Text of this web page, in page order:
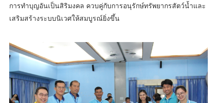
การทำบุญอันเป็นสิริมงคล ควบคู่กับการอนุรักษ์ทรัพยากรสัตว์น้ำและ
เสริมสร้างระบบนิเวศให้สมบูรณ์ยิ่งขึ้น